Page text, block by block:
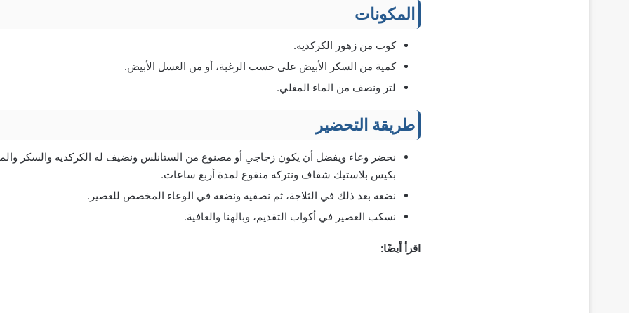
المكونات
كوب من زهور الكركديه.
كمية من السكر الأبيض على حسب الرغبة، أو من العسل الأبيض.
لتر ونصف من الماء المغلي.
طريقة التحضير
نحضر وعاء ويفضل أن يكون زجاجي أو مصنوع من الستانلس ونضيف له الكركديه والسكر
بكيس بلاستيك شفاف ونتركه منقوع لمدة أربع ساعات.
نضعه بعد ذلك في الثلاجة، ثم نصفيه ونضعه في الوعاء المخصص للعصير.
نسكب العصير في أكواب التقديم، وبالهنا والعافية.
اقرأ أيضًا: